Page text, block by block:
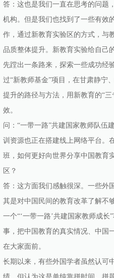
答：这也是我们一直在思考的问题
机构。但是我们也找到了一些有效
作，通过新教育实验区的方式，与
品质整体提升。新教育实验给自己
先蹚出一条路来，探索一些成功经
过“新教师基金”项目，在甘肃静宁
提升的路径与方法，用新教育的“
效。
问：“一带一路”共建国家教师队伍
训资源也正在搭建线上网络平台。
班，如何更好向世界分享中国教育
区？
答：这方面我们感触很深。一些外
其是对中国民间的教育改革了解不
一个“‘一带一路’共建国家教师成
事，把中国教育的真实情况、中国
在大家面前。
长期以来，有些外国学者虽然认可